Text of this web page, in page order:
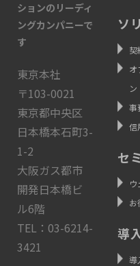
ションのリーディ
ングカンパニーで
す
東京本社
〒103-0021
東京都中央区
日本橋本石町3-
1-2
大阪ガス都市
開発日本橋ビ
ル6階
TEL：03-6214-
3421
ソ
契
オ
ン
事
信
セ
お
導
導